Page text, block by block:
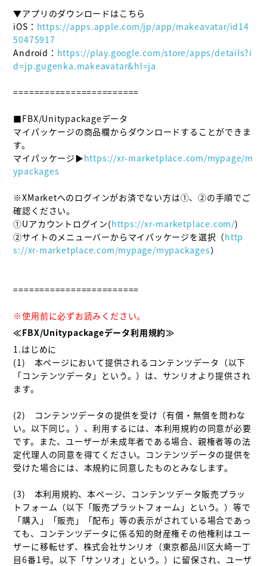
▼アプリのダウンロードはこちら
iOS： https://apps.apple.com/jp/app/makeavatar/id14
50475917
Android： https://play.google.com/store/apps/details?i
d=jp.gugenka.makeavatar&hl=ja
========================
■FBX/Unitypackageデータ
マイパッケージの商品欄からダウンロードすることができま
す。
マイパッケージ▶https://xr-marketplace.com/mypage/m
ypackages
※XMarketへのログインがお済でない方は①、②の手順でご
確認ください。
①Uアカウントログイン(https://xr-marketplace.com/)
②サイトのメニューバーからマイパッケージを選択（http
s://xr-marketplace.com/mypage/mypackages）
========================
※使用前に必ずお読みください。
≪FBX/Unitypackageデータ利用規約≫
1.はじめに
(1)　本ページにおいて提供されるコンテンツデータ（以下
「コンテンツデータ」という。）は、サンリオより提供され
ます。
(2)　コンテンツデータの提供を受け（有償・無償を問わな
い。以下同じ。）、利用するには、本利用規約の同意が必要
です。また、ユーザーが未成年者である場合、親権者等の法
定代理人の同意を得てください。コンテンツデータの提供を
受けた場合には、本規約に同意したものとみなします。
(3)　本利用規約、本ページ、コンテンツデータ販売プラッ
トフォーム（以下「販売プラットフォーム」という。）等で
「購入」「販売」「配布」等の表示がされている場合であっ
ても、コンテンツデータに係る知的財産権その他権利はユー
ザーに移転せず、株式会社サンリオ（東京都品川区大崎一丁
目6番1号。以下「サンリオ」という。）に留保され、ユーザ